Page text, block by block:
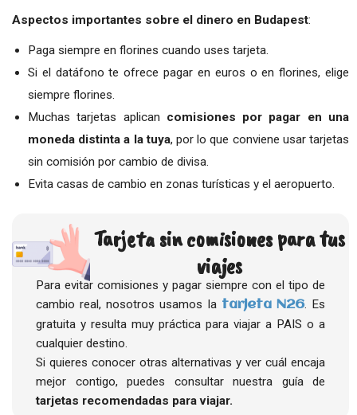
Aspectos importantes sobre el dinero en Budapest:
Paga siempre en florines cuando uses tarjeta.
Si el datáfono te ofrece pagar en euros o en florines, elige
siempre florines.
Muchas tarjetas aplican comisiones por pagar en una
moneda distinta a la tuya, por lo que conviene usar tarjetas
sin comisión por cambio de divisa.
Evita casas de cambio en zonas turísticas y el aeropuerto.
Tarjeta sin comisiones para tus
viajes
Para evitar comisiones y pagar siempre con el tipo de
cambio real, nosotros usamos la tarjeta N26. Es
gratuita y resulta muy práctica para viajar a PAIS o a
cualquier destino.
Si quieres conocer otras alternativas y ver cuál encaja
mejor contigo, puedes consultar nuestra guía de
tarjetas recomendadas para viajar.